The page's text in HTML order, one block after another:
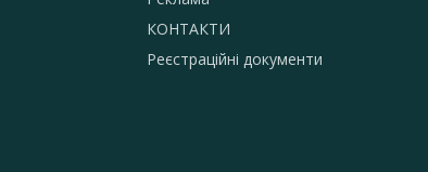
КОНТАКТИ
Реєстраційні документи